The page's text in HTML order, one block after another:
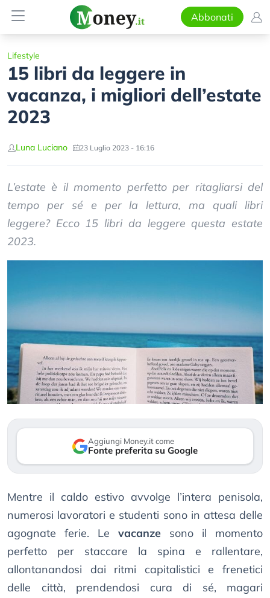
Abbonati
Lifestyle
15 libri da leggere in
vacanza, i migliori dell’estate
2023
Luna Luciano 23 Luglio 2023 - 16:16
L’estate è il momento perfetto per ritagliarsi del
tempo per sé e per la lettura, ma quali libri
leggere? Ecco 15 libri da leggere questa estate
2023.
Aggiungi Money.it come
Fonte preferita su Google
Mentre il caldo estivo avvolge l’intera penisola,
numerosi lavoratori e studenti sono in attesa delle
agognate ferie. Le vacanze sono il momento
perfetto per staccare la spina e rallentare,
allontanandosi dai ritmi capitalistici e frenetici
delle città, prendendosi cura di sé, magari